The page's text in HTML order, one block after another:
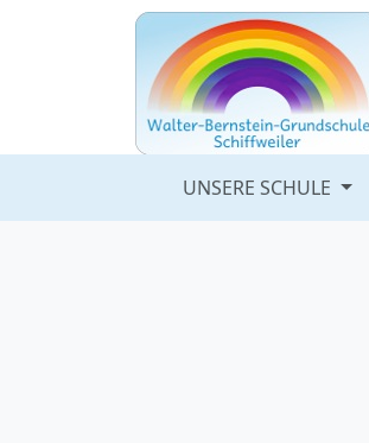
UNSERE SCHULE